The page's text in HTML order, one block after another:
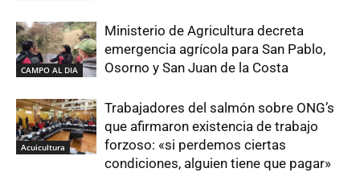
CAMPO AL DIA
Ministerio de Agricultura decreta
emergencia agrícola para San Pablo,
Osorno y San Juan de la Costa
Acuicultura
Trabajadores del salmón sobre ONG’s
que afirmaron existencia de trabajo
forzoso: «si perdemos ciertas
condiciones, alguien tiene que pagar»